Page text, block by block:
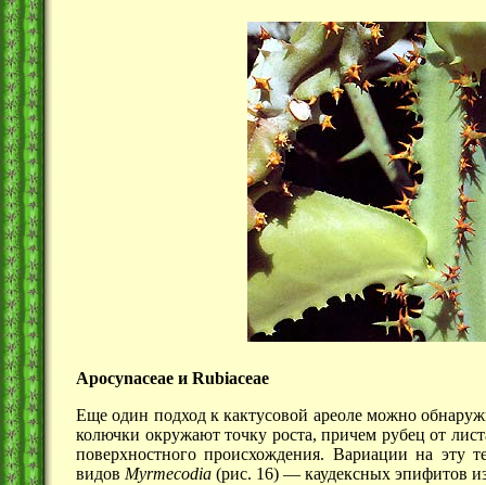
Apocynaceae и Rubiaceae
Еще один подход к кактусовой ареоле можно
колючки окружают точку роста, причем рубец от
поверхностного происхождения. Вариации на эту
видов Myrmecodia (рис. 16) — каудексных эпифитов